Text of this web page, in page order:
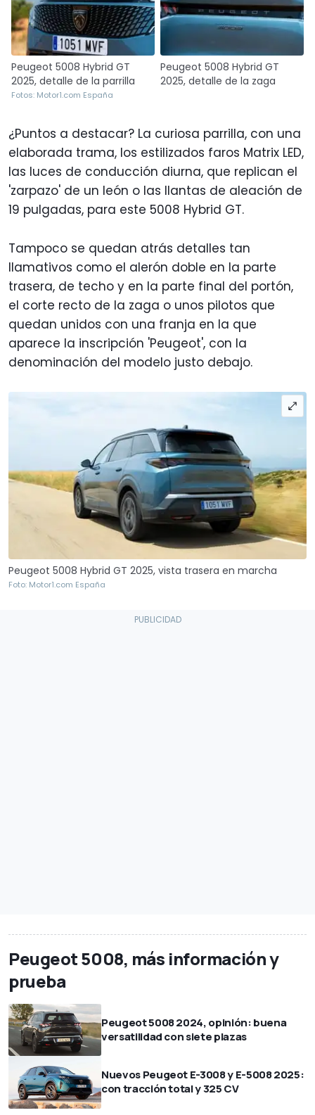
Peugeot 5008 Hybrid GT
2025, detalle de la parrilla
Fotos: Motor1.com España
Peugeot 5008 Hybrid GT
2025, detalle de la zaga
¿Puntos a destacar? La curiosa parrilla, con una
elaborada trama, los estilizados faros Matrix LED,
las luces de conducción diurna, que replican el
'zarpazo' de un león o las llantas de aleación de
19 pulgadas, para este 5008 Hybrid GT.
Tampoco se quedan atrás detalles tan
llamativos como el alerón doble en la parte
trasera, de techo y en la parte final del portón,
el corte recto de la zaga o unos pilotos que
quedan unidos con una franja en la que
aparece la inscripción 'Peugeot', con la
denominación del modelo justo debajo.
Peugeot 5008 Hybrid GT 2025, vista trasera en marcha
Foto: Motor1.com España
Peugeot 5008, más información y
prueba
Peugeot 5008 2024, opinión: buena
versatilidad con siete plazas
Nuevos Peugeot E-3008 y E-5008 2025:
con tracción total y 325 CV